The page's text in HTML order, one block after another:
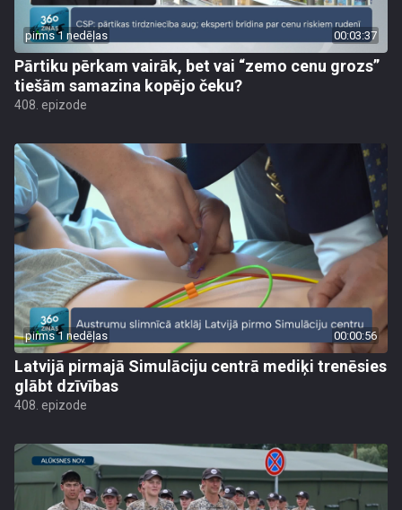
pirms 1 nedēļas 00:03:37
Pārtiku pērkam vairāk, bet vai “zemo cenu grozs”
tiešām samazina kopējo čeku?
408. epizode
pirms 1 nedēļas 00:00:56
Latvijā pirmajā Simulāciju centrā mediķi trenēsies
glābt dzīvības
408. epizode